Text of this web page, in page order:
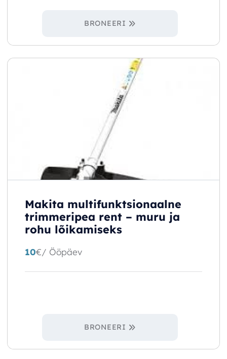
BRONEERI
Makita multifunktsionaalne
trimmeripea rent – muru ja
rohu lõikamiseks
10€/ Ööpäev
BRONEERI